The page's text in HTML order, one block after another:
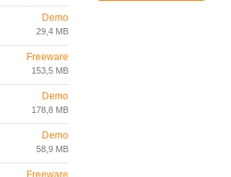
Demo
29,4 MB
Freeware
153,5 MB
Demo
178,8 MB
Demo
58,9 MB
Freeware